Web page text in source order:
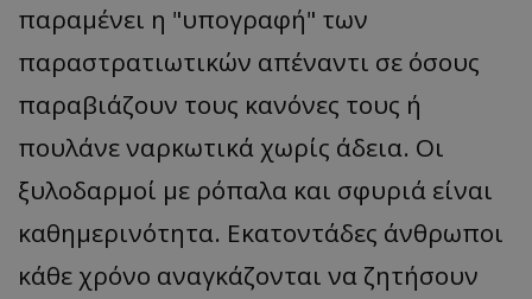
παραμένει η "υπογραφή" των
παραστρατιωτικών απέναντι σε όσους
παραβιάζουν τους κανόνες τους ή
πουλάνε ναρκωτικά χωρίς άδεια. Οι
ξυλοδαρμοί με ρόπαλα και σφυριά είναι
καθημερινότητα. Εκατοντάδες άνθρωποι
κάθε χρόνο αναγκάζονται να ζητήσουν